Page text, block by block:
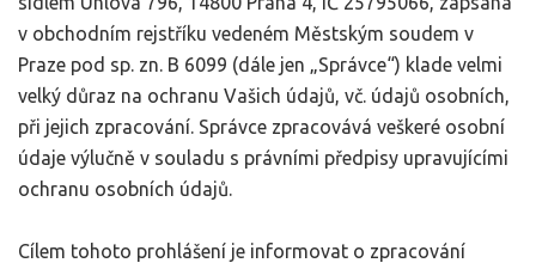
v obchodním rejstříku vedeném Městským soudem v
Praze pod sp. zn. B 6099 (dále jen „Správce“) klade velmi
velký důraz na ochranu Vašich údajů, vč. údajů osobních,
při jejich zpracování. Správce zpracovává veškeré osobní
údaje výlučně v souladu s právními předpisy upravujícími
ochranu osobních údajů.
Cílem tohoto prohlášení je informovat o zpracování